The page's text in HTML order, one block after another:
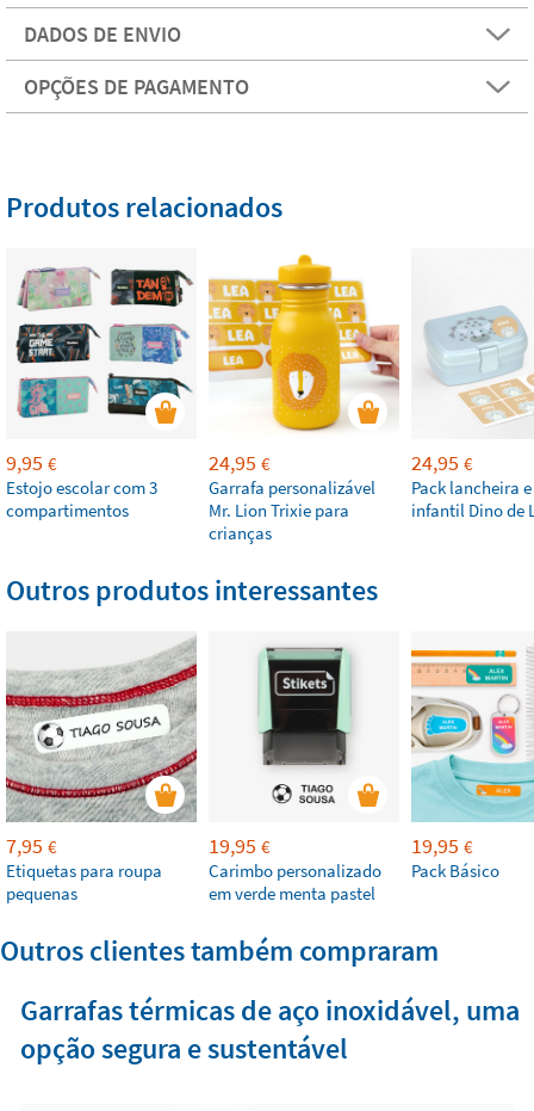
DADOS DE ENVIO
OPÇÕES DE PAGAMENTO
Produtos relacionados
9,95 €
Estojo escolar com 3
compartimentos
24,95 €
Garrafa personalizável
Mr. Lion Trixie para
crianças
24,95 €
Pack lancheira
infantil Dino de
Outros produtos interessantes
7,95 €
Etiquetas para roupa
pequenas
19,95 €
Carimbo personalizado
em verde menta pastel
19,95 €
Pack Básico
Outros clientes também compraram
Garrafas térmicas de aço inoxidável, uma
opção segura e sustentável